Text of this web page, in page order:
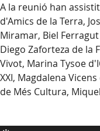
A la reunió han
d'Amics de la Terra,
Miramar, Biel
Diego Zaforteza de la
Vivot, Marina Tysoe
XXI, Magdalena
de Més Cultura,